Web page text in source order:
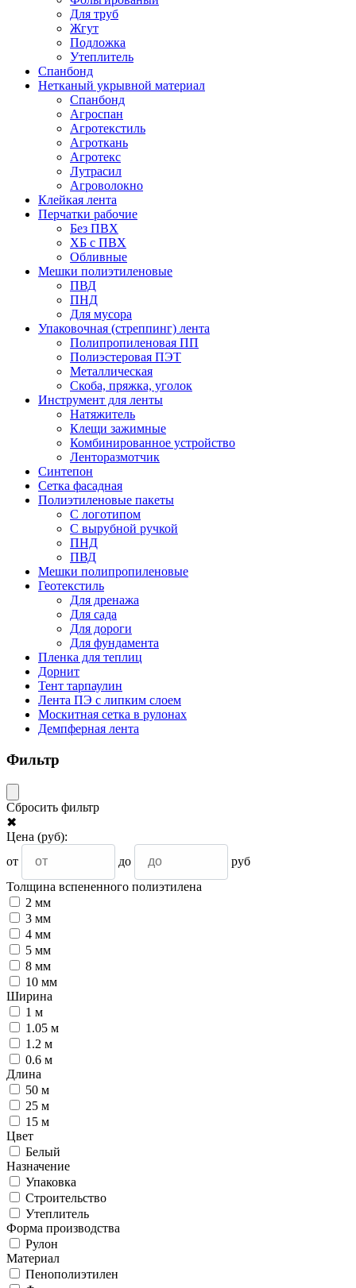
Для труб
Жгут
Подложка
Утеплитель
Спанбонд
Нетканый укрывной материал
Спанбонд
Агроспан
Агротекстиль
Агроткань
Агротекс
Лутрасил
Агроволокно
Клейкая лента
Перчатки рабочие
Без ПВХ
ХБ с ПВХ
Обливные
Мешки полиэтиленовые
ПВД
ПНД
Для мусора
Упаковочная (стреппинг) лента
Полипропиленовая ПП
Полиэстеровая ПЭТ
Металлическая
Скоба, пряжка, уголок
Инструмент для ленты
Натяжитель
Клещи зажимные
Комбинированное устройство
Ленторазмотчик
Синтепон
Сетка фасадная
Полиэтиленовые пакеты
С логотипом
С вырубной ручкой
ПНД
ПВД
Мешки полипропиленовые
Геотекстиль
Для дренажа
Для сада
Для дороги
Для фундамента
Пленка для теплиц
Дорнит
Тент тарпаулин
Лента ПЭ с липким слоем
Москитная сетка в рулонах
Демпферная лента
Фильтр
Сбросить фильтр
✖
Цена (руб):
от
до
руб
Толщина вспененного полиэтилена
2 мм
3 мм
4 мм
5 мм
8 мм
10 мм
Ширина
1 м
1.05 м
1.2 м
0.6 м
Длина
50 м
25 м
15 м
Цвет
Белый
Назначение
Упаковка
Строительство
Утеплитель
Форма производства
Рулон
Материал
Пенополиэтилен